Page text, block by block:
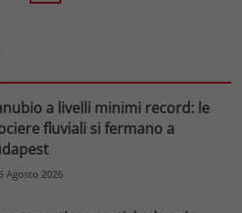
a livelli minimi record: le
fluviali si fermano a
5 Agosto 2026